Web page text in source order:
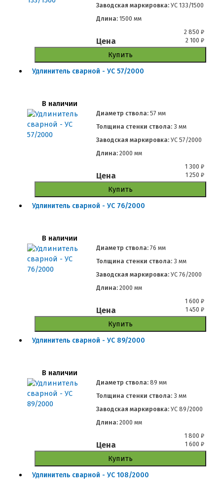
Заводская маркировка:УС 133/1500
Длина:1500 мм
2 850₽
Цена 2 100₽
Купить
Удлинитель сварной - УС 57/2000
В наличии
Диаметр ствола:57 мм
Толщина стенки ствола:3 мм
Заводская маркировка:УС 57/2000
Длина:2000 мм
1 300₽
Цена 1 250₽
Купить
Удлинитель сварной - УС 76/2000
В наличии
Диаметр ствола:76 мм
Толщина стенки ствола:3 мм
Заводская маркировка:УС 76/2000
Длина:2000 мм
1 600₽
Цена 1 450₽
Купить
Удлинитель сварной - УС 89/2000
В наличии
Диаметр ствола:89 мм
Толщина стенки ствола:3 мм
Заводская маркировка:УС 89/2000
Длина:2000 мм
1 800₽
Цена 1 600₽
Купить
Удлинитель сварной - УС 108/2000